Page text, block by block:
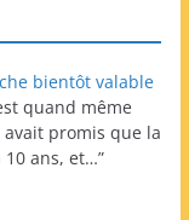
bientôt valable
quand même
promis que la
ans, et…”